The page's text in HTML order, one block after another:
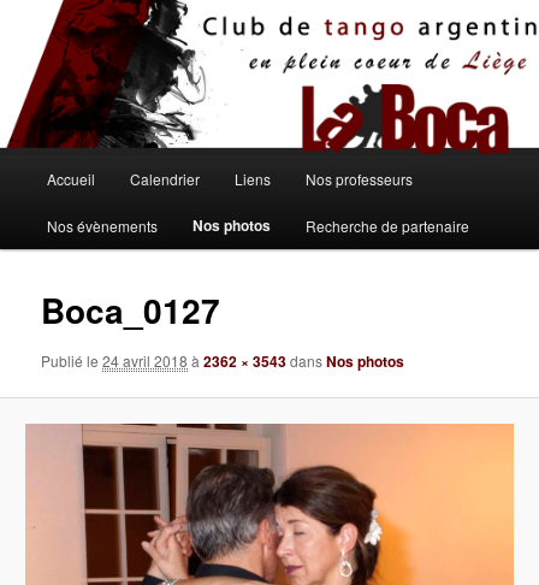
contenu
principal
principal
Accueil Calendrier Liens Nos professeurs
Nos évènements Nos photos Recherche de partenaire
Boca_0127
Publié le24 avril 2018 à2362 × 3543dansNos photos